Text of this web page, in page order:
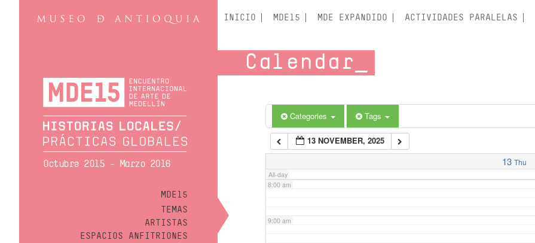
Octubre 2015 - Marzo 2016
MDE15
TEMAS
ARTISTAS
ESPACIOS ANFITRIONES
INICIO MDE15 MDE EXPANDIDO ACTIVIDADES PARALELAS
Calendar
Categories Tags
13 NOVEMBER, 2025
13 Thu
All-day
5:00 am
6:00 am
7:00 am
8:00 am
9:00 am